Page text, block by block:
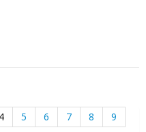
4 5 6 7 8
9